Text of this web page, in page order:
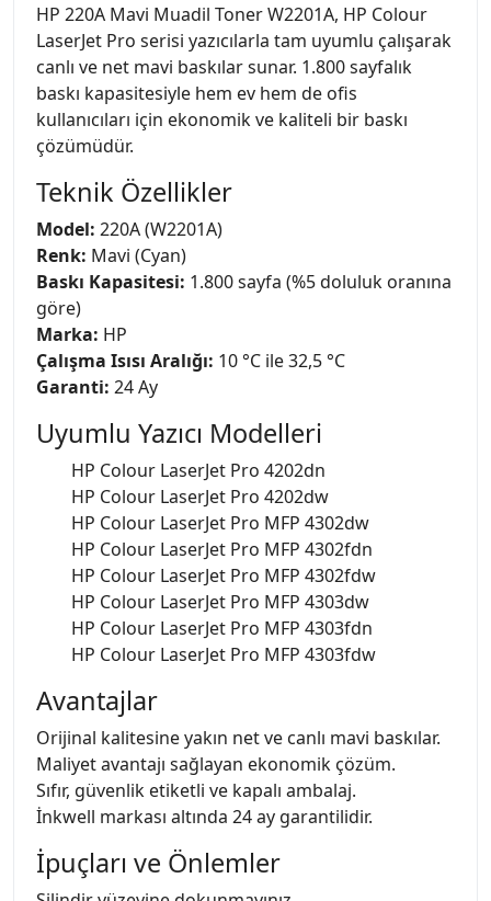
HP 220A Mavi Muadil Toner W2201A, HP Colour
LaserJet Pro serisi yazıcılarla tam uyumlu çalışarak
canlı ve net mavi baskılar sunar. 1.800 sayfalık
baskı kapasitesiyle hem ev hem de ofis
kullanıcıları için ekonomik ve kaliteli bir baskı
çözümüdür.
Teknik Özellikler
Model: 220A (W2201A)
Renk: Mavi (Cyan)
Baskı Kapasitesi: 1.800 sayfa (%5 doluluk oranına
göre)
Marka: HP
Çalışma Isısı Aralığı: 10 °C ile 32,5 °C
Garanti: 24 Ay
Uyumlu Yazıcı Modelleri
HP Colour LaserJet Pro 4202dn
HP Colour LaserJet Pro 4202dw
HP Colour LaserJet Pro MFP 4302dw
HP Colour LaserJet Pro MFP 4302fdn
HP Colour LaserJet Pro MFP 4302fdw
HP Colour LaserJet Pro MFP 4303dw
HP Colour LaserJet Pro MFP 4303fdn
HP Colour LaserJet Pro MFP 4303fdw
Avantajlar
Orijinal kalitesine yakın net ve canlı mavi baskılar.
Maliyet avantajı sağlayan ekonomik çözüm.
Sıfır, güvenlik etiketli ve kapalı ambalaj.
İnkwell markası altında 24 ay garantilidir.
İpuçları ve Önlemler